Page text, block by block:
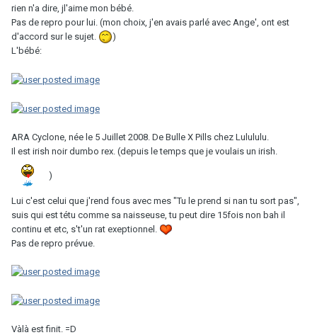
rien n'a dire, jl'aime mon bébé.
Pas de repro pour lui. (mon choix, j'en avais parlé avec Ange', ont est
d'accord sur le sujet.
)
L'bébé:
ARA Cyclone, née le 5 Juillet 2008. De Bulle X Pills chez Lulululu.
Il est irish noir dumbo rex. (depuis le temps que je voulais un irish.
)
Lui c'est celui que j'rend fous avec mes "Tu le prend si nan tu sort pas",
suis qui est tétu comme sa naisseuse, tu peut dire 15fois non bah il
continu et etc, s't'un rat exeptionnel.
Pas de repro prévue.
Vàlà est finit. =D